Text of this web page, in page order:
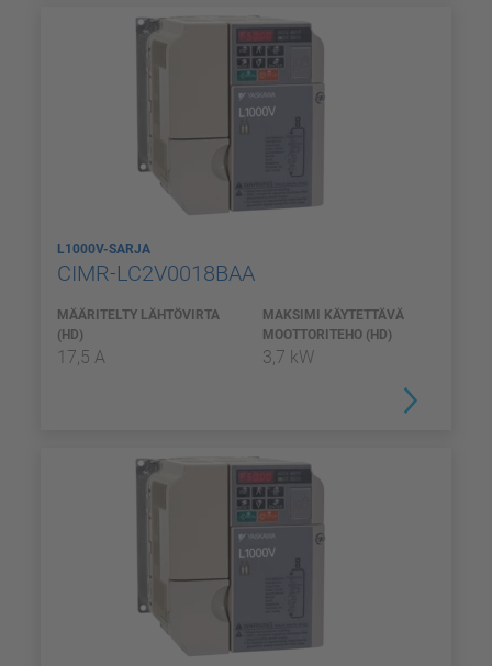
L1000V-SARJA
CIMR-LC2V0018BAA
MÄÄRITELTY LÄHTÖVIRTA
(HD)
17,5 A
MAKSIMI KÄYTETTÄVÄ
MOOTTORITEHO (HD)
3,7 kW